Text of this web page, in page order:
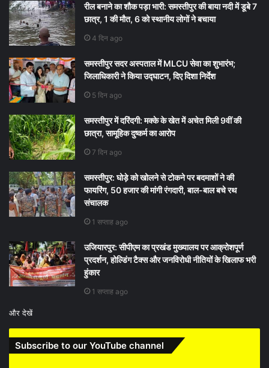
रील बनाने का शौक पड़ा भारी: समस्तीपुर की बाया नदी में डूबे 7
छात्र, 1 की मौत, 6 को स्थानीय लोगों ने बचाया
4 दिन ago
समस्तीपुर सदर अस्पताल में MLCU सेवा का शुभारंभ;
जिलाधिकारी ने किया उद्घाटन, दिए दिशा निर्देश
5 दिन ago
समस्तीपुर में दरिंदगी: मक्के के खेत में अचेत मिली 9वीं की
छात्रा, सामूहिक दुष्कर्म का आरोप
7 दिन ago
समस्तीपुर: घोड़े को खोलने से टोकने पर बदमाशों ने की
फायरिंग, 50 हजार की मांगी रंगदारी, बाल-बाल बचे रथ
संचालक
1 सप्ताह ago
उजियारपुर: सीपीएम का प्रखंड मुख्यालय पर आक्रोशपूर्ण
प्रदर्शन, होल्डिंग टैक्स और जनविरोधी नीतियों के खिलाफ भरी
हुंकार
1 सप्ताह ago
और देखें
Subscribe to our YouTube channel